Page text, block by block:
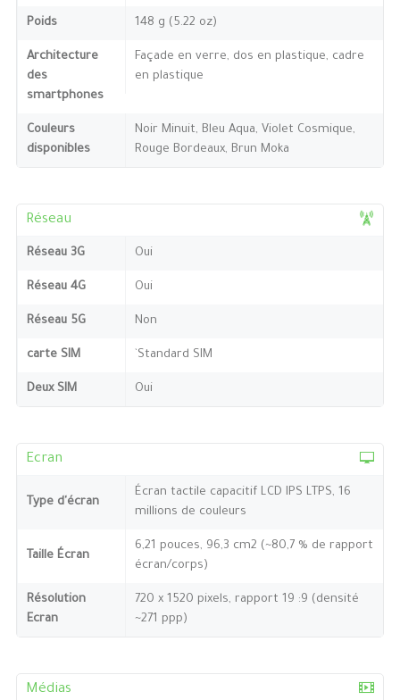
Poids 148 g (5.22 oz)
Architecture
des
smartphones
Façade en verre, dos en plastique, cadre
en plastique
Couleurs
disponibles
Noir Minuit, Bleu Aqua, Violet Cosmique,
Rouge Bordeaux, Brun Moka
Réseau
Réseau 3G Oui
Réseau 4G Oui
Réseau 5G Non
carte SIM `Standard SIM
Deux SIM Oui
Ecran
Type d'écran
Écran tactile capacitif LCD IPS LTPS, 16
millions de couleurs
Taille Écran
6,21 pouces, 96,3 cm2 (~80,7 % de rapport
écran/corps)
Résolution
Ecran
720 x 1520 pixels, rapport 19 :9 (densité
~271 ppp)
Médias